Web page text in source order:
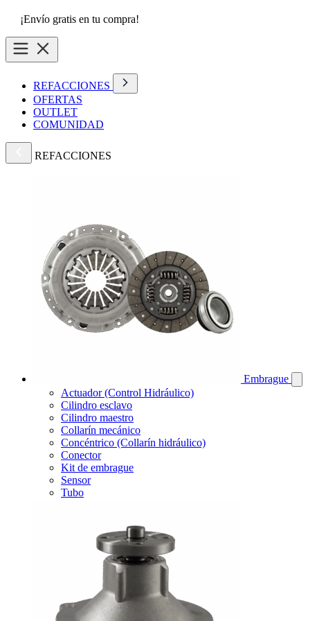
¡Envío gratis en tu compra!
REFACCIONES
OFERTAS
OUTLET
COMUNIDAD
REFACCIONES
Embrague
Actuador (Control Hidráulico)
Cilindro esclavo
Cilindro maestro
Collarín mecánico
Concéntrico (Collarín hidráulico)
Conector
Kit de embrague
Sensor
Tubo